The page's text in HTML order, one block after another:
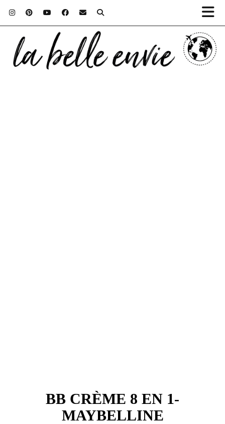
BB CRÈME 8 EN 1-
MAYBELLINE